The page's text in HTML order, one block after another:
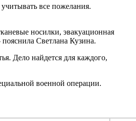
все пожелания.
носилки, эвакуационная
Светлана Кузина.
Дело найдется для каждого,
военной операции.